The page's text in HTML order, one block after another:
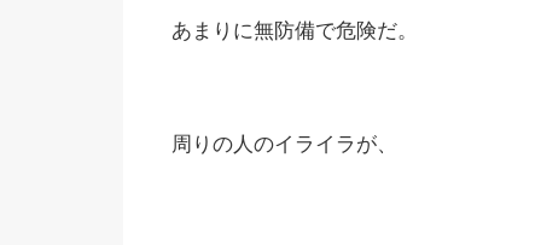
あまりに無防備で危険だ。
周りの人のイライラが、